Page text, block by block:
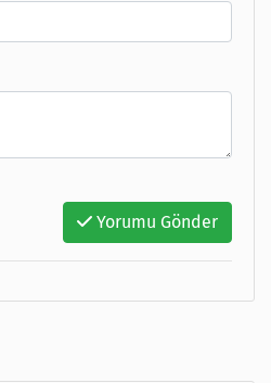
Yorumu Gönder